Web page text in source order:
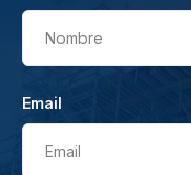
Nombre
Email
Email